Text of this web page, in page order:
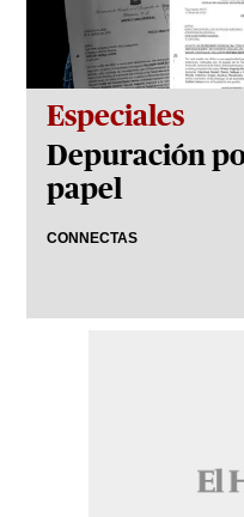
Especiales
Depuración
papel
CONNECTAS